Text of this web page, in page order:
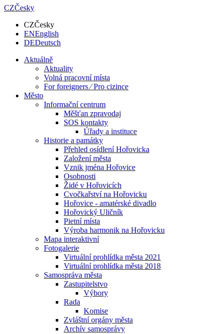
CZČesky
CZČesky
ENEnglish
DEDeutsch
Aktuálně
Aktuality
Volná pracovní místa
For foreigners ⁄ Pro cizince
Město
Informační centrum
Měšťan zpravodaj
SOS kontakty
Úřady a instituce
Historie a památky
Přehled osídlení Hořovicka
Založení města
Vznik jména Hořovice
Osobnosti
Židé v Hořovicích
Cvočkařství na Hořovicku
Hořovice - amatérské divadlo
Hořovický Uličník
Pietní místa
Výroba harmonik na Hořovicku
Mapa interaktivní
Fotogalerie
Virtuální prohlídka města 2021
Virtuální prohlídka města 2018
Samospráva města
Zastupitelstvo
Výbory
Rada
Komise
Zvláštní orgány města
Archív samosprávy